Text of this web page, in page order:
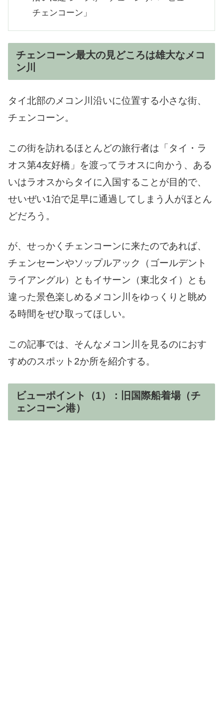
チェンコーン」
チェンコーン最大の見どころは雄大なメコ
ン川
タイ北部のメコン川沿いに位置する小さな街、
チェンコーン。
この街を訪れるほとんどの旅行者は「タイ・ラ
オス第4友好橋」を渡ってラオスに向かう、ある
いはラオスからタイに入国することが目的で、
せいぜい1泊で足早に通過してしまう人がほとん
どだろう。
が、せっかくチェンコーンに来たのであれば、
チェンセーンやソップルアック（ゴールデント
ライアングル）ともイサーン（東北タイ）とも
違った景色楽しめるメコン川をゆっくりと眺め
る時間をぜひ取ってほしい。
この記事では、そんなメコン川を見るのにおす
すめのスポット2か所を紹介する。
ビューポイント（1）：旧国際船着場（チ
ェンコーン港）